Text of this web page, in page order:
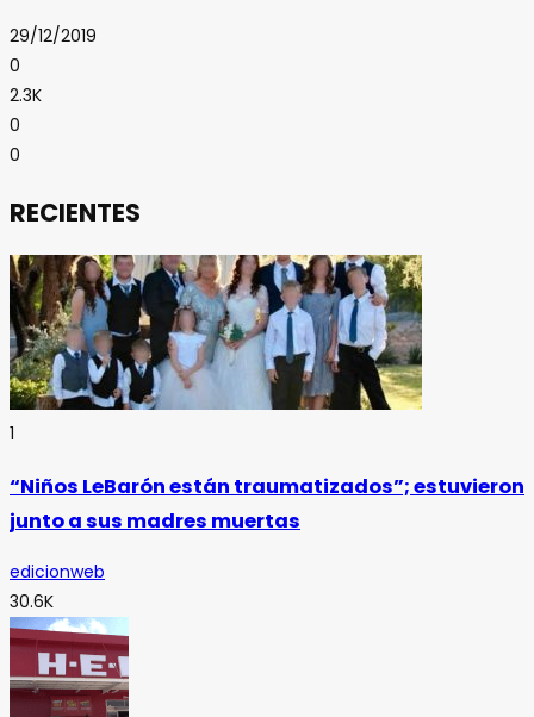
29/12/2019
0
2.3K
0
0
RECIENTES
1
“Niños LeBarón están traumatizados”; estuvieron
junto a sus madres muertas
edicionweb
30.6K